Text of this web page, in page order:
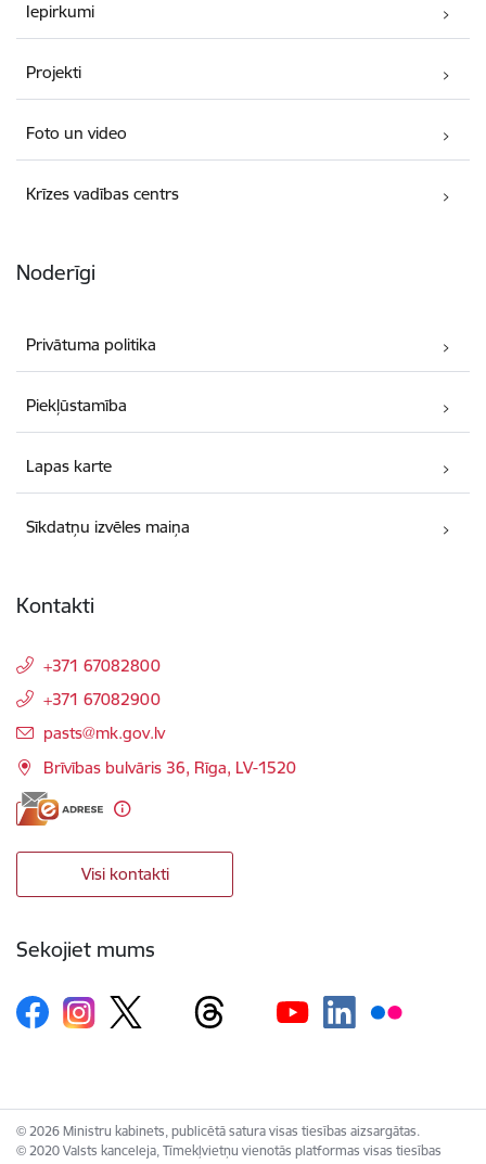
Iepirkumi
Projekti
Foto un video
Krīzes vadības centrs
Noderīgi
Privātuma politika
Piekļūstamība
Lapas karte
Sīkdatņu izvēles maiņa
Kontakti
+371 67082800
+371 67082900
E-pasts:
pasts@mk.gov.lv
Brīvības bulvāris 36, Rīga, LV-1520
Visi kontakti
Sekojiet mums
© 2026 Ministru kabinets, publicētā satura visas tiesības aizsargātas.
© 2020 Valsts kanceleja, Tīmekļvietņu vienotās platformas visas tiesības